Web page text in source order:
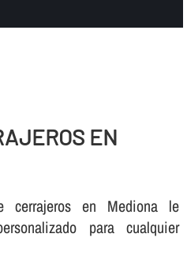
EN
cerrajeros en Mediona le
para cualquier